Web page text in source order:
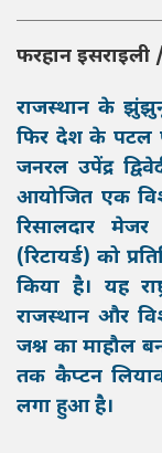
फरहान
राजस्थान के
फिर देश के पटल
जनरल उपेंद्र
आयोजित एक
रिसालदार
(रिटायर्ड) को
किया है। यह
राजस्थान और
जश्न का माहौल
तक कैप्टन
लगा हुआ है।